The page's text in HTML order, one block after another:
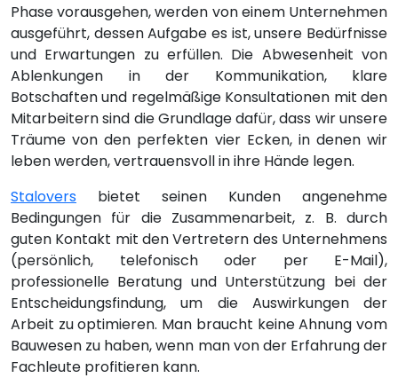
Phase vorausgehen, werden von einem Unternehmen
ausgeführt, dessen Aufgabe es ist, unsere Bedürfnisse
und Erwartungen zu erfüllen. Die Abwesenheit von
Ablenkungen in der Kommunikation, klare
Botschaften und regelmäßige Konsultationen mit den
Mitarbeitern sind die Grundlage dafür, dass wir unsere
Träume von den perfekten vier Ecken, in denen wir
leben werden, vertrauensvoll in ihre Hände legen.
Stalovers bietet seinen Kunden angenehme
Bedingungen für die Zusammenarbeit, z. B. durch
guten Kontakt mit den Vertretern des Unternehmens
(persönlich, telefonisch oder per E-Mail),
professionelle Beratung und Unterstützung bei der
Entscheidungsfindung, um die Auswirkungen der
Arbeit zu optimieren. Man braucht keine Ahnung vom
Bauwesen zu haben, wenn man von der Erfahrung der
Fachleute profitieren kann.